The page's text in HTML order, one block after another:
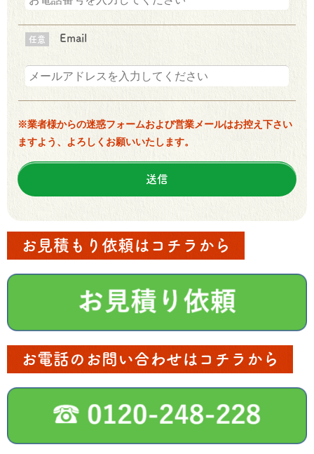
任意 Email
※業者様からの迷惑フォームおよび営業メールはお控え下さい
ますよう、よろしくお願いいたします。
お見積もり依頼はコチラから
お電話のお問い合わせはコチラから